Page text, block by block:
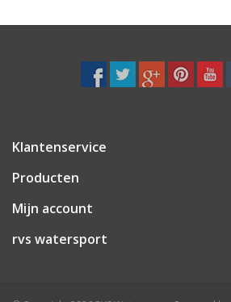
inwendig 5mm uitwendig 6mm
Vul uw aantal meters in bij het vakje:
Klantenservice
Producten
Mijn account
rvs watersport